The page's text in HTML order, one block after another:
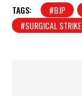
TAGS: #BJP
#SURGICAL STRIKE